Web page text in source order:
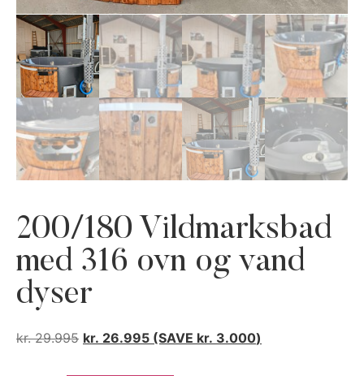
200/180 Vildmarksbad
med 316 ovn og vand
dyser
kr.29.995 kr. 26.995 (SAVE kr. 3.000)